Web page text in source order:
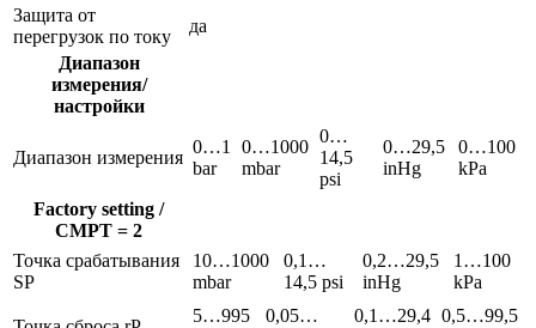
Защита от
перегрузок по току
да
Диапазон
измерения/
настройки
Диапазон измерения
0…1
bar
0…1000
mbar
0…
14,5
psi
0…29,5
inHg
0…100
kPa
Factory setting /
CMPT = 2
Точка срабатывания
SP
10…1000
mbar
0,1…
14,5 psi
0,2…29,5
inHg
1…100
kPa
5…995
0,05…
0,1…29,4 0,5…99,5